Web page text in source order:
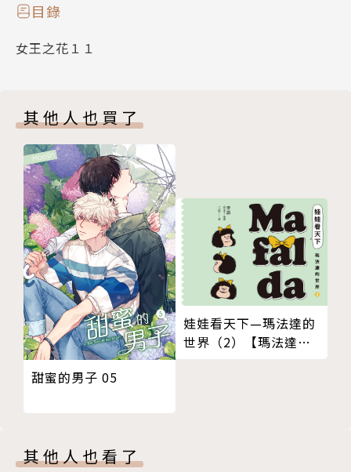
目錄
女王之花１１
其他人也買了
甜蜜的男子 05
娃娃看天下—瑪法達的
世界（2）【瑪法達降
其他人也看了